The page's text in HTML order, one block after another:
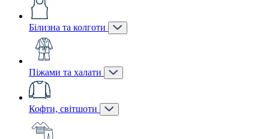
Білизна та колготи
Піжами та халати
Кофти, світшоти